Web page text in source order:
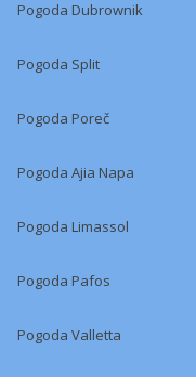
Pogoda Dubrownik
Pogoda Split
Pogoda Poreč
Pogoda Ajia Napa
Pogoda Limassol
Pogoda Pafos
Pogoda Valletta